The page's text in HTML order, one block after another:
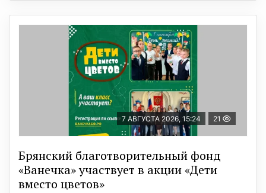
7 АВГУСТА 2026, 15:24 21
Брянский благотворительный фонд
«Ванечка» участвует в акции «Дети
вместо цветов»